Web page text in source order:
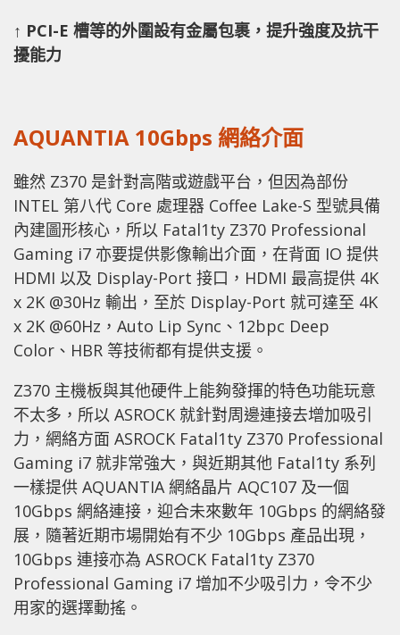
↑ PCI-E 槽等的外圍設有金屬包裹，提升強度及抗干
擾能力
AQUANTIA 10Gbps 網絡介面
雖然 Z370 是針對高階或遊戲平台，但因為部份
INTEL 第八代 Core 處理器 Coffee Lake-S 型號具備
內建圖形核心，所以 Fatal1ty Z370 Professional
Gaming i7 亦要提供影像輸出介面，在背面 IO 提供
HDMI 以及 Display-Port 接口，HDMI 最高提供 4K
x 2K @30Hz 輸出，至於 Display-Port 就可達至 4K
x 2K @60Hz，Auto Lip Sync、12bpc Deep
Color、HBR 等技術都有提供支援。
Z370 主機板與其他硬件上能夠發揮的特色功能玩意
不太多，所以 ASROCK 就針對周邊連接去增加吸引
力，網絡方面 ASROCK Fatal1ty Z370 Professional
Gaming i7 就非常強大，與近期其他 Fatal1ty 系列
一樣提供 AQUANTIA 網絡晶片 AQC107 及一個
10Gbps 網絡連接，迎合未來數年 10Gbps 的網絡發
展，隨著近期市場開始有不少 10Gbps 產品出現，
10Gbps 連接亦為 ASROCK Fatal1ty Z370
Professional Gaming i7 增加不少吸引力，令不少
用家的選擇動搖。